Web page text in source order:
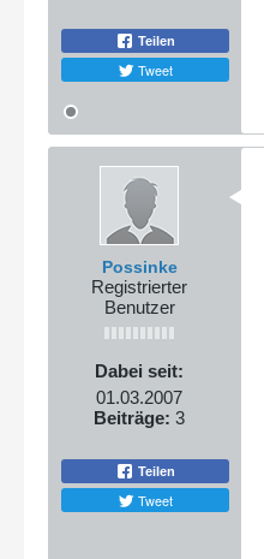
Teilen
Tweet
Possinke
Registrierter
Benutzer
Dabei seit:
01.03.2007
Beiträge: 3
Teilen
Tweet